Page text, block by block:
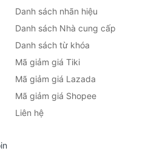
Danh sách nhãn hiệu
Danh sách Nhà cung cấp
Danh sách từ khóa
Mã giảm giá Tiki
Mã giảm giá Lazada
Mã giảm giá Shopee
Liên hệ